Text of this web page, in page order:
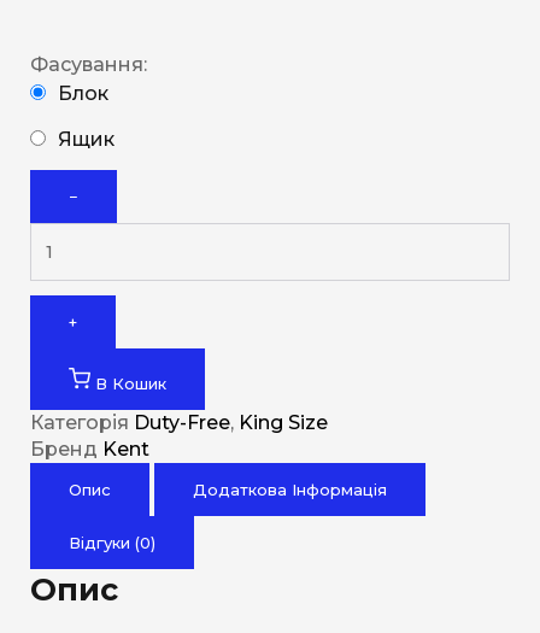
Фасування:
Блок
Ящик
−
+
В Кошик
Категорія Duty-Free, King Size
Бренд Kent
Опис Додаткова Інформація
Відгуки (0)
Опис